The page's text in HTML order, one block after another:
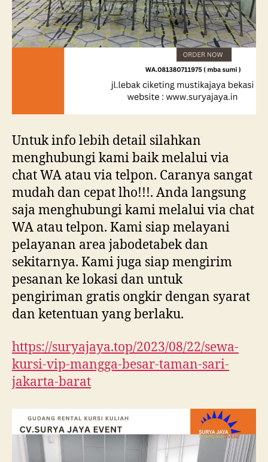
Untuk info lebih detail silahkan
menghubungi kami baik melalui via
chat WA atau via telpon. Caranya sangat
mudah dan cepat lho!!!. Anda langsung
saja menghubungi kami melalui via chat
WA atau telpon. Kami siap melayani
pelayanan area jabodetabek dan
sekitarnya. Kami juga siap mengirim
pesanan ke lokasi dan untuk
pengiriman gratis ongkir dengan syarat
dan ketentuan yang berlaku.
https://suryajaya.top/2023/08/22/sewa-
kursi-vip-mangga-besar-taman-sari-
jakarta-barat